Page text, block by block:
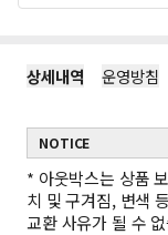
상세내역 운영방침
NOTICE
* 아웃박스는 상품
치 및 구겨짐, 변색
교환 사유가 될 수